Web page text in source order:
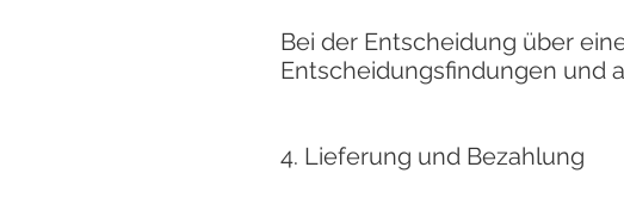
Bei der Entscheidung über
Entscheidungsfindungen und
4. Lieferung und Bezahlung